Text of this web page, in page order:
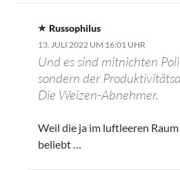
Russophilus
13. JULI 2022 UM 16:01 UHR
Und es sind mitnichten
sondern der
Die Weizen-Abnehmer.
Weil die ja im luftleeren Raum
beliebt …